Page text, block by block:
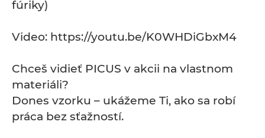
fúriky)
Video: https://youtu.be/K0WHDiGbxM4
Chceš vidieť PICUS v akcii na vlastnom
materiáli?
Dones vzorku – ukážeme Ti, ako sa robí
práca bez sťažností.